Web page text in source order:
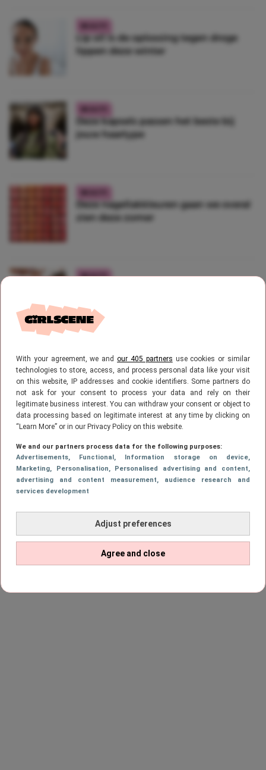
With your agreement, we andour 405 partners use cookies or similar
technologies to store, access, and process personal data like your visit
on this website, IP addresses and cookie identifiers. Some partners do
not ask for your consent to process your data and rely on their
legitimate business interest. You can withdraw your consent or object to
data processing based on legitimate interest at any time by clicking on
“Learn More” or in our Privacy Policy on this website.
We and our partners process data for the following purposes:
Advertisements, Functional , Information storage on device,
Marketing, Personalisation, Personalised advertising and content,
advertising and content measurement, audience research and
services development
Adjust preferences
Agree and close
Lip oil is de oplossing tegen droge
lippen deze winter
Deze kapsels passen het beste bij
jouw haartype
Deze nagellakkleuren gaan we overal
zien deze zomer
BEAUTY
BEAUTY
Dit is dé gouden tip als je lange
wimpers wilt hebben
VORIGEPAGE PAGEPAGEPagePAGE
PAGE
111 VOLGENDE